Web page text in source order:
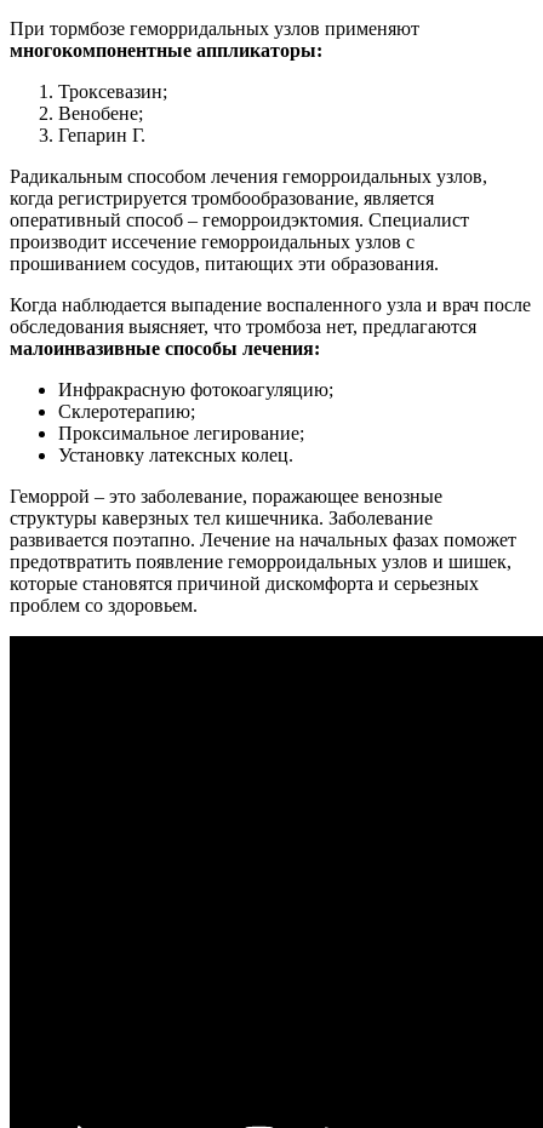
При тормбозе геморридальных узлов применяют
многокомпонентные аппликаторы:
Троксевазин;
Венобене;
Гепарин Г.
Радикальным способом лечения геморроидальных узлов,
когда регистрируется тромбообразование, является
оперативный способ – геморроидэктомия. Специалист
производит иссечение геморроидальных узлов с
прошиванием сосудов, питающих эти образования.
Когда наблюдается выпадение воспаленного узла и врач после
обследования выясняет, что тромбоза нет, предлагаются
малоинвазивные способы лечения:
Инфракрасную фотокоагуляцию;
Склеротерапию;
Проксимальное легирование;
Установку латексных колец.
Геморрой – это заболевание, поражающее венозные
структуры каверзных тел кишечника. Заболевание
развивается поэтапно. Лечение на начальных фазах поможет
предотвратить появление геморроидальных узлов и шишек,
которые становятся причиной дискомфорта и серьезных
проблем со здоровьем.